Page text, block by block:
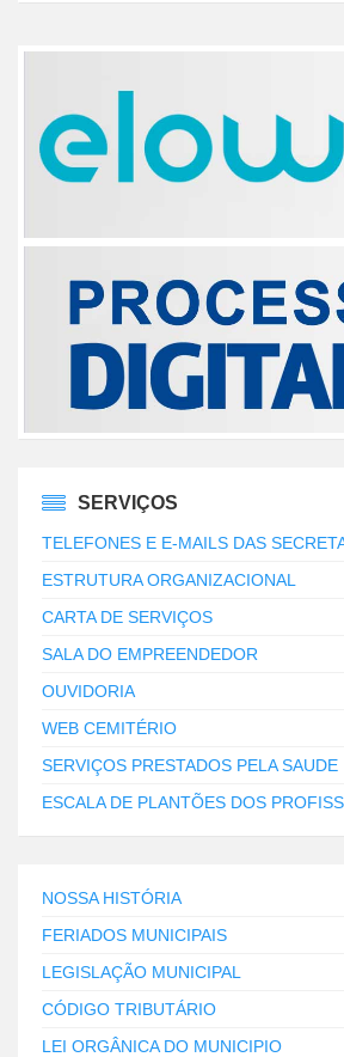
SERVIÇOS
TELEFONES E E-MAILS DAS
ESTRUTURA ORGANIZACIONAL
CARTA DE SERVIÇOS
SALA DO EMPREENDEDOR
OUVIDORIA
WEB CEMITÉRIO
SERVIÇOS PRESTADOS PELA SAUDE
ESCALA DE PLANTÕES DOS
NOSSA HISTÓRIA
FERIADOS MUNICIPAIS
LEGISLAÇÃO MUNICIPAL
CÓDIGO TRIBUTÁRIO
LEI ORGÂNICA DO MUNICIPIO